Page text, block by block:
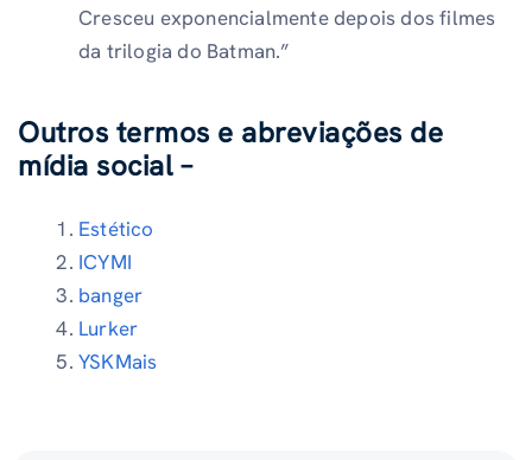
Cresceu exponencialmente depois dos filmes
da trilogia do Batman.”
Outros termos e abreviações de
mídia social –
Estético
ICYMI
banger
Lurker
YSKMais